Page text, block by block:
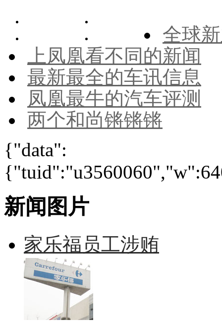
全球
上凤凰看不同的新闻
最新最全的车讯信息
凤凰最牛的汽车评测
两个和尚锵锵锵
{"data":
新闻图片
家乐福员工涉贿